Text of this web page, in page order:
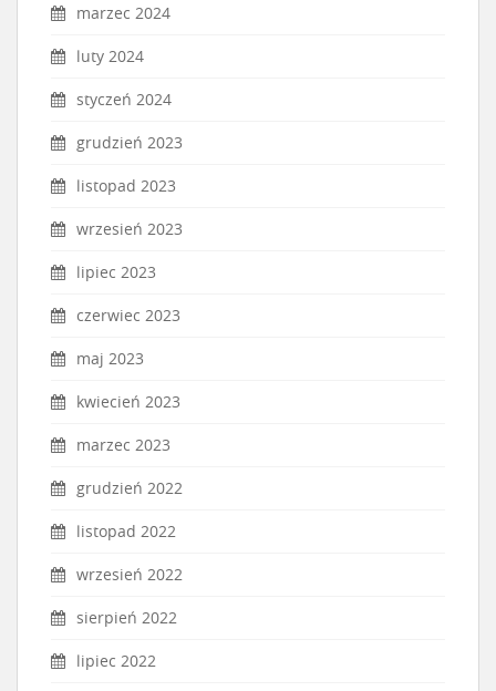
marzec 2024
luty 2024
styczeń 2024
grudzień 2023
listopad 2023
wrzesień 2023
lipiec 2023
czerwiec 2023
maj 2023
kwiecień 2023
marzec 2023
grudzień 2022
listopad 2022
wrzesień 2022
sierpień 2022
lipiec 2022